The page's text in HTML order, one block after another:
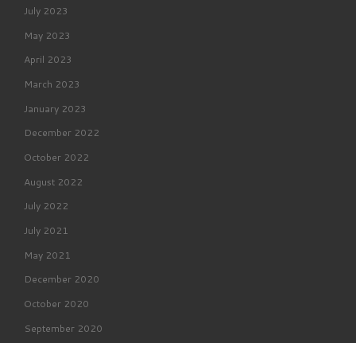
July 2023
May 2023
April 2023
March 2023
January 2023
December 2022
October 2022
August 2022
July 2022
July 2021
May 2021
December 2020
October 2020
September 2020